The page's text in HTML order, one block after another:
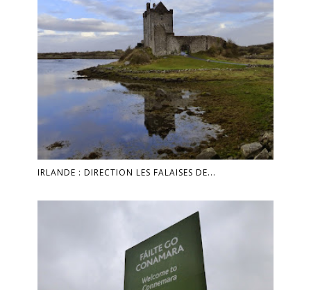
IRLANDE : DIRECTION LES FALAISES DE...